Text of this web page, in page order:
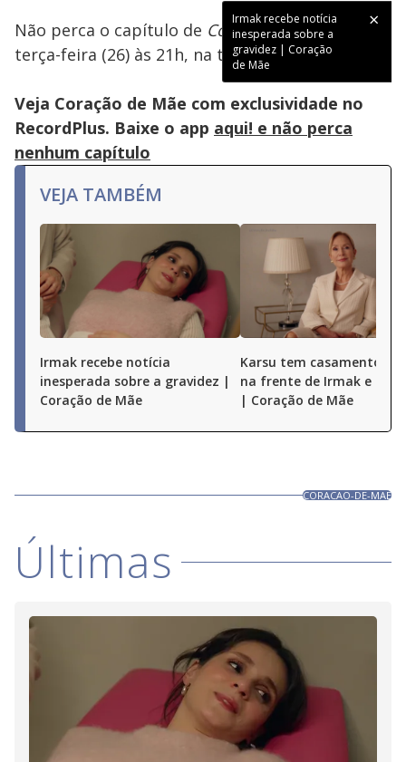
Irmak recebe notícia
inesperada sobre a
gravidez | Coração
de Mãe
Não perca o capítulo de Coração de Mãedesta
terça-feira (26) às 21h, na tela daRECORD
Veja Coração de Mãe com exclusividade no
RecordPlus. Baixe o app aqui! e não perca
nenhum capítulo
VEJA TAMBÉM
Irmak recebe notícia
inesperada sobre a gravidez |
Coração de Mãe
Karsu tem casamento
na frente de Irmak e dos
| Coração de Mãe
CORACAO-DE-MAE
Últimas